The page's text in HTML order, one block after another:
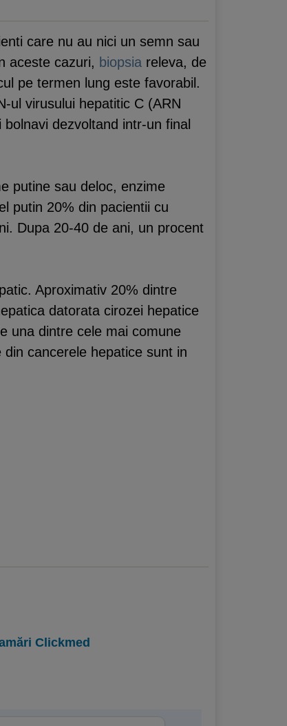
care nu au nici un semn sau
aceste cazuri, biopsia releva, de
pe termen lung este favorabil.
ul virusului hepatitic C (ARN
dezvoltand intr-un final
putine sau deloc, enzime
putin 20% din pacientii cu
Dupa 20-40 de ani, un procent
Aproximativ 20% dintre
datorata cirozei hepatice
una dintre cele mai comune
cancerele hepatice sunt in
Clickmed